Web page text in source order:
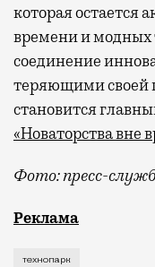
которая остается
времени и
соединение
теряющими своей
становится
«Новаторства вне
Фото: пресс-
Рекламные
Реклама
технопарк